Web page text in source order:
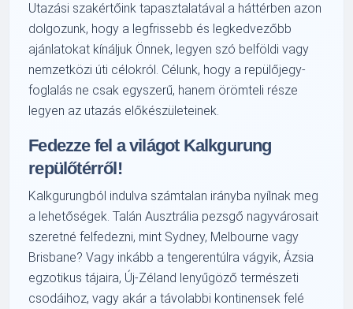
Utazási szakértőink tapasztalatával a háttérben azon
dolgozunk, hogy a legfrissebb és legkedvezőbb
ajánlatokat kínáljuk Önnek, legyen szó belföldi vagy
nemzetközi úti célokról. Célunk, hogy a repülőjegy-
foglalás ne csak egyszerű, hanem örömteli része
legyen az utazás előkészületeinek.
Fedezze fel a világot Kalkgurung
repülőtérről!
Kalkgurungból indulva számtalan irányba nyílnak meg
a lehetőségek. Talán Ausztrália pezsgő nagyvárosait
szeretné felfedezni, mint Sydney, Melbourne vagy
Brisbane? Vagy inkább a tengerentúlra vágyik, Ázsia
egzotikus tájaira, Új-Zéland lenyűgöző természeti
csodáihoz, vagy akár a távolabbi kontinensek felé